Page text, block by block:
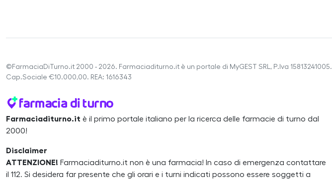
©FarmaciaDiTurno.it 2000 - 2026. Farmaciaditurno.it è un portale di MyGEST SRL, P.Iva 15813241005.
Cap.Sociale €10.000,00. REA: 1616343
Farmaciaditurno.it è il primo portale italiano per la ricerca delle farmacie di turno dal
2000!
Disclaimer
ATTENZIONE! Farmaciaditurno.it non è una farmacia! In caso di emergenza contattare
il 112. Si desidera far presente che gli orari e i turni indicati possono essere soggetti a